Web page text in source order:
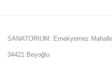
SANATORIUM: Emekyemez
34421 Beyoğlu